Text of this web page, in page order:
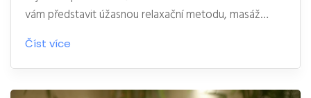
vám představit úžasnou relaxační metodu, masáž
lávovými kameny. Tento způsob regenerace vás
zavede na cestu k hlubokému uvolnění a oživení
smyslů. Vyzkoušejte to se mnou a objevte úplně
novou rovinu wellness v Praze.
Číst více